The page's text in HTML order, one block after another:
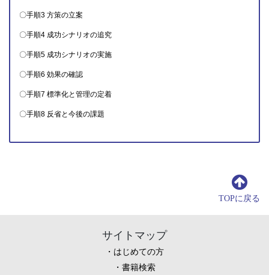
〇手順3 方策の立案
〇手順4 成功シナリオの追究
〇手順5 成功シナリオの実施
〇手順6 効果の確認
〇手順7 標準化と管理の定着
〇手順8 反省と今後の課題
TOPに戻る
サイトマップ
はじめての方
書籍検索